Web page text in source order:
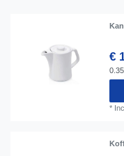
€
0.35
*